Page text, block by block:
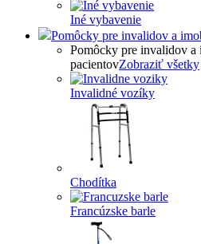
Iné vybavenie
Pomôcky pre invalidov a
Pomôcky pre invalidov a
pacientovZobraziť všetky
Invalidné vozíky
Chodítka
Francúzske barle